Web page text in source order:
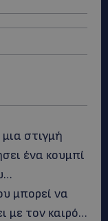
στιγμή
ένα κουμπί
μπορεί να
με τον καιρό…